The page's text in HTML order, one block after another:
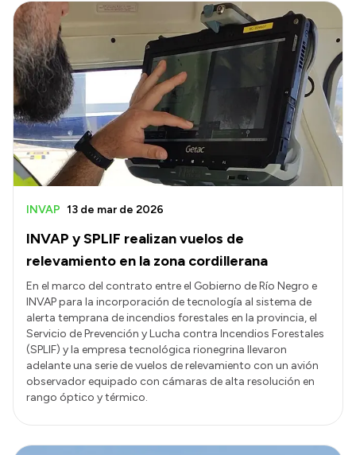
INVAP y SPLIF realizan vuelos de
relevamiento en la zona cordillerana
INVAP 13 de mar de 2026
En el marco del contrato entre el Gobierno de Río Negro e
INVAP para la incorporación de tecnología al sistema de
alerta temprana de incendios forestales en la provincia, el
Servicio de Prevención y Lucha contra Incendios Forestales
(SPLIF) y la empresa tecnológica rionegrina llevaron
adelante una serie de vuelos de relevamiento con un avión
observador equipado con cámaras de alta resolución en
rango óptico y térmico.